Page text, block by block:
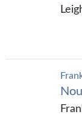
Goodies
Tirages d’art